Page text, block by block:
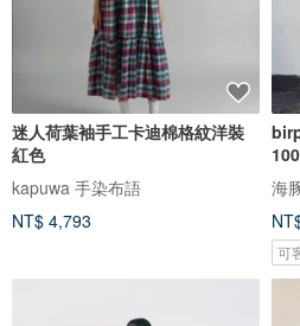
迷人荷葉袖手工卡迪棉格紋洋裝
紅色
kapuwa 手染布語
NT$ 4,793
海
可